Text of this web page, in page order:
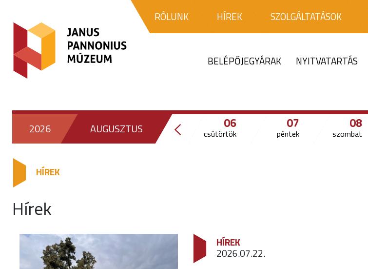
RÓLUNK HÍREK SZOLGÁLTATÁSOK
BELÉPŐJEGYÁRAK NYITVATARTÁS
2026 AUGUSZTUS 06
csütörtök
07
péntek
08
szombat
HÍREK
Hírek
HÍREK
2026.07.22.